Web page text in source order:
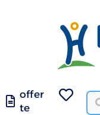
offer
te